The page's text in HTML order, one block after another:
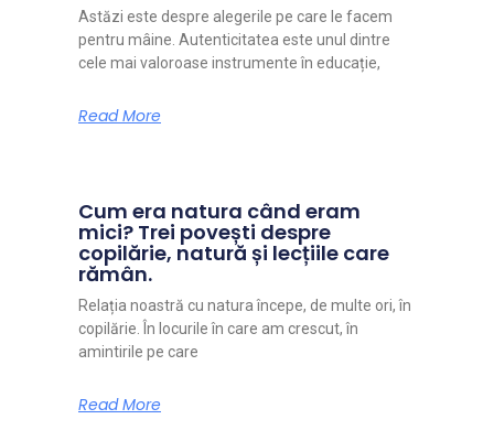
Astăzi este despre alegerile pe care le facem
pentru mâine. Autenticitatea este unul dintre
cele mai valoroase instrumente în educație,
Read More
Cum era natura când eram
mici? Trei povești despre
copilărie, natură și lecțiile care
rămân.
Relația noastră cu natura începe, de multe ori, în
copilărie. În locurile în care am crescut, în
amintirile pe care
Read More